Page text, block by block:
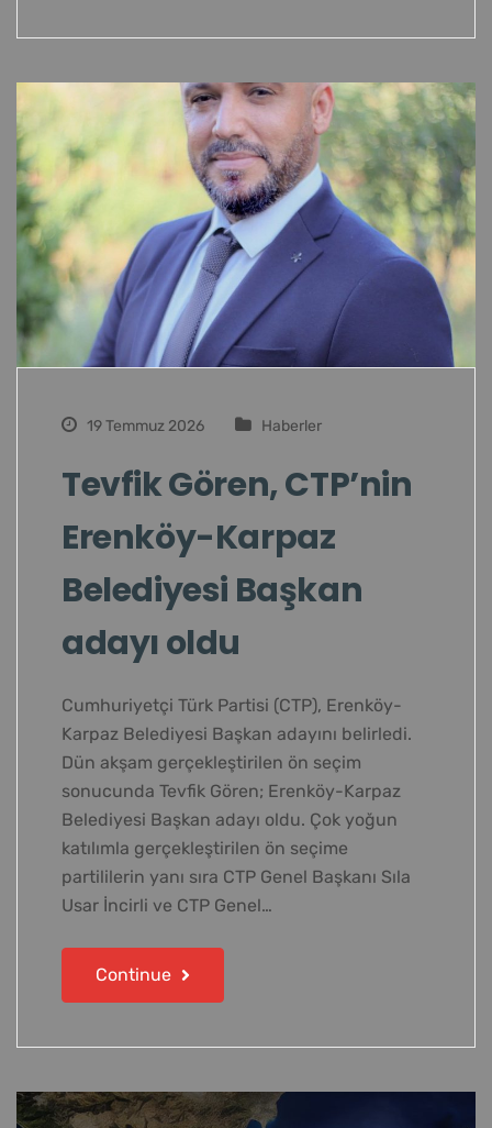
19 Temmuz 2026 Haberler
Tevfik Gören, CTP’nin
Erenköy-Karpaz
Belediyesi Başkan
adayı oldu
Cumhuriyetçi Türk Partisi (CTP), Erenköy-
Karpaz Belediyesi Başkan adayını belirledi.
Dün akşam gerçekleştirilen ön seçim
sonucunda Tevfik Gören; Erenköy-Karpaz
Belediyesi Başkan adayı oldu. Çok yoğun
katılımla gerçekleştirilen ön seçime
partililerin yanı sıra CTP Genel Başkanı Sıla
Usar İncirli ve CTP Genel…
Continue